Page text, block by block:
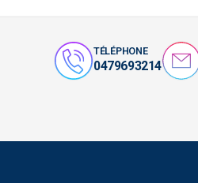
TÉLÉPHONE
0479693214